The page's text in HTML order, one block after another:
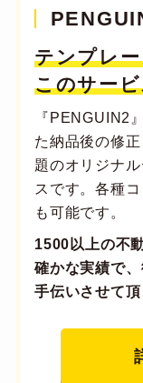
テンプレ
このサー
『PENGUIN2
た納品後の修
題のオリジナ
スです。各種
も可能です。
1500以上の不
確かな実績で
手伝いさせて頂